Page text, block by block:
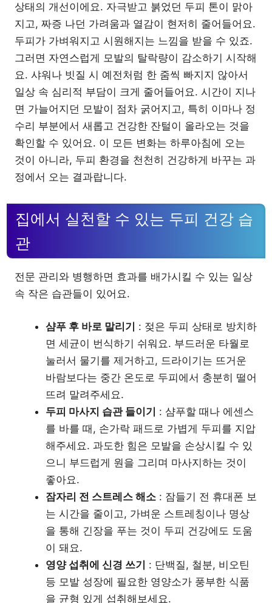
상태의 개선이에요. 자극받고 붉었던 두피 톤이 맑아
지고, 짜증 나던 가려움과 열감이 현저히 줄어들어요.
두피가 가벼워지고 시원해지는 느낌을 받을 수 있죠.
그러면 자연스럽게 모발의 탈락량이 감소하기 시작해
요. 샤워나 빗질 시 예전처럼 한 줌씩 빠지지 않아서
일상 속 심리적 부담이 크게 줄어들어요. 시간이 지나
면 가늘어지던 모발이 점차 굵어지고, 특히 이마나 정
수리 부분에서 새롭고 건강한 잔털이 올라오는 것을
확인할 수 있어요. 이 모든 변화는 하루아침에 오는
것이 아니라, 두피 환경을 천천히 건강하게 바꾸는 과
정에서 오는 결과랍니다.
집에서 실천할 수 있는 두피 건강 습
관
전문 관리와 병행하면 효과를 배가시킬 수 있는 일상
속 작은 습관들이 있어요.
샴푸 후 바로 말리기 : 젖은 두피 상태로 방치하
면 세균이 번식하기 쉬워요. 부드러운 타월로
눌러서 물기를 제거하고, 드라이기는 뜨거운
바람보다는 중간 온도로 두피에서 충분히 떨어
뜨려 말려주세요.
두피 마사지 습관 들이기 : 샴푸할 때나 에센스
를 바를 때, 손가락 패드로 가볍게 두피를 지압
해주세요. 과도한 힘은 모발을 손상시킬 수 있
으니 부드럽게 원을 그리며 마사지하는 것이
좋아요.
잠자리 전 스트레스 해소 : 잠들기 전 휴대폰 보
는 시간을 줄이고, 가벼운 스트레칭이나 명상
을 통해 긴장을 푸는 것이 두피 건강에도 도움
이 돼요.
영양 섭취에 신경 쓰기 : 단백질, 철분, 비오틴
등 모발 성장에 필요한 영양소가 풍부한 식품
을 균형 있게 섭취해보세요.